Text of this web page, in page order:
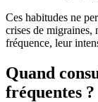
Ces habitudes ne
crises de migraines,
fréquence, leur
Quand
fréquentes ?